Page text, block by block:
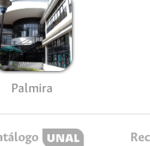
Palmira